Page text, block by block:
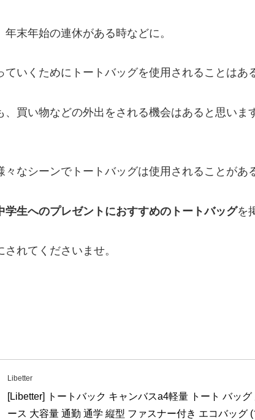
末年始の連休がある時などに。
いくためにトートバッグを使用されることはあ
、買い物などの外出をされる機会はあると思いま
なシーンでトートバッグは使用されることがあ
学生へのプレゼントにおすすめのトートバッグを
れてくださいませ。
Libetter
[Libetter] トートバック キャンバスa4軽量 トート バッ
ース 大容量 通勤 通学 縦型 ファスナー付き エコバッグ